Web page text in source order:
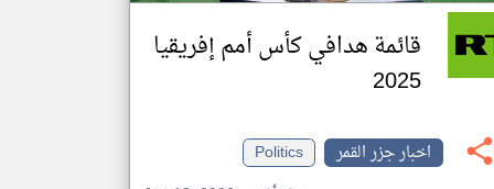
قائمة هدافي كأس أمم إفريقيا
2025
اخبار جزر القمر
Politics